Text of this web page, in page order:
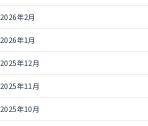
2026年2月
2026年1月
2025年12月
2025年11月
2025年10月